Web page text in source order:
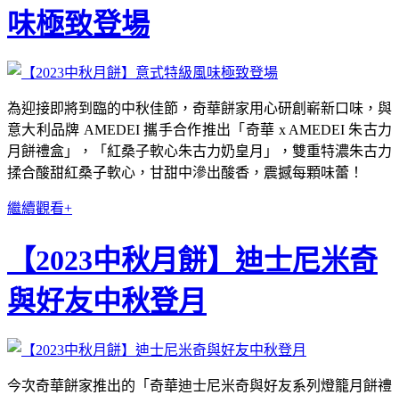
味極致登場
為迎接即將到臨的中秋佳節，奇華餅家用心研創嶄新口味，與
意大利品牌 AMEDEI 攜手合作推出「奇華 x AMEDEI 朱古力
月餅禮盒」，「紅桑子軟心朱古力奶皇月」，雙重特濃朱古力
揉合酸甜紅桑子軟心，甘甜中滲出酸香，震撼每顆味蕾！
繼續觀看+
【2023中秋月餅】迪士尼米奇
與好友中秋登月
今次奇華餅家推出的「奇華迪士尼米奇與好友系列燈籠月餅禮